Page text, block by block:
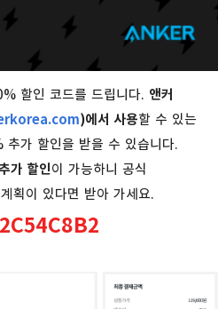
할인 코드를 드립니다. 앤커
)에서 사용할 수 있는
가 할인을 받을 수 있습니다.
가 할인이 가능하니 공식
획이 있다면 받아 가세요.